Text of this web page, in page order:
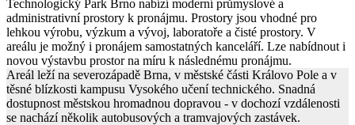
Technologický Park Brno nabízí moderní průmyslové a
administrativní prostory k pronájmu. Prostory jsou vhodné pro
lehkou výrobu, výzkum a vývoj, laboratoře a čisté prostory. V
areálu je možný i pronájem samostatných kanceláří. Lze nabídnout i
novou výstavbu prostor na míru k následnému pronájmu.
Areál leží na severozápadě Brna, v městské části Královo Pole a v
těsné blízkosti kampusu Vysokého učení technického. Snadná
dostupnost městskou hromadnou dopravou - v dochozí vzdálenosti
se nachází několik autobusových a tramvajových zastávek.